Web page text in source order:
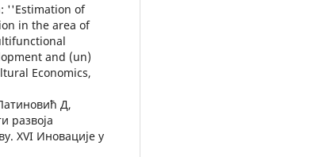
''Estimation of
in the area of
and (un)
Economics,
Д,
развоја
XVI Иновације у